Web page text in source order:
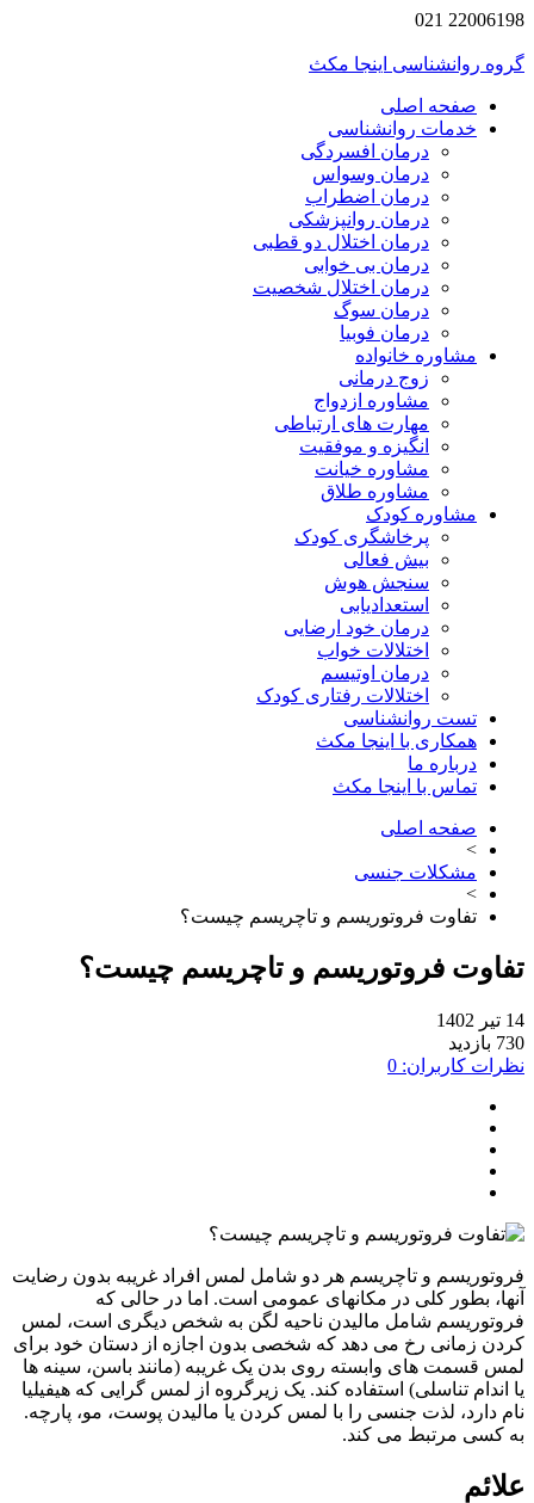
روانشناسی اینجا مکث
صفحه اصلی
خدمات روانشناسی
درمان افسردگی
درمان وسواس
درمان اضطراب
درمان روانپزشکی
درمان اختلال دو قطبی
درمان بی خوابی
درمان اختلال شخصیت
درمان سوگ
درمان فوبیا
مشاوره خانواده
زوج درمانی
مشاوره ازدواج
مهارت های ارتباطی
انگیزه و موفقیت
مشاوره خیانت
مشاوره طلاق
مشاوره کودک
پرخاشگری کودک
بیش فعالی
سنجش هوش
استعدادیابی
درمان خود ارضایی
اختلالات خواب
درمان اوتیسم
اختلالات رفتاری کودک
تست روانشناسی
همکاری با اینجا مکث
درباره ما
تماس با اینجا مکث
صفحه اصلی
مشکلات جنسی
تفاوت فروتوریسم و تاچریسم چیست؟
فروتوریسم و تاچریسم چیست؟
کاربران: 0
و تاچریسم هر دو شامل لمس افراد غریبه بدون رضایت
بطور کلی در مکانهای عمومی است. اما در حالی که
شامل مالیدن ناحیه لگن به شخص دیگری است، لمس
زمانی رخ می دهد که شخصی بدون اجازه از دستان خود برای
قسمت های وابسته روی بدن یک غریبه (مانند باسن، سینه ها
تناسلی) استفاده کند. یک زیرگروه از لمس گرایی که هیفیلیا
دارد، لذت جنسی را با لمس کردن یا مالیدن پوست، مو، پارچه.
مرتبط می کند.